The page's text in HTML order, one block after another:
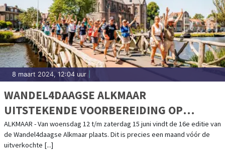
8 maart 2024, 12:04 uur
WANDEL4DAAGSE ALKMAAR
UITSTEKENDE VOORBEREIDING OP
NIJMEEGSE 4DAAGSE
ALKMAAR - Van woensdag 12 t/m zaterdag 15 juni vindt de 16e editie van
de Wandel4daagse Alkmaar plaats. Dit is precies een maand vóór de
uitverkochte [...]